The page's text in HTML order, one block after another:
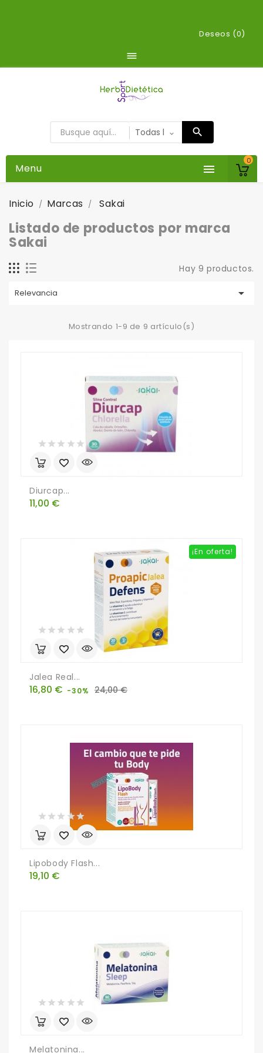
Deseos (0)

0

Menu
Inicio Marcas Sakai
Listado de productos por marca
Sakai
Hay 9 productos.
Relevancia 
Mostrando 1-9 de 9 artículo(s)
Diurcap...
Precio
11,00 €
¡En oferta!
Jalea Real...
Precio
16,80 € -30%
Precio
24,00 €
Lipobody Flash...
Precio
19,10 €
Melatonina...